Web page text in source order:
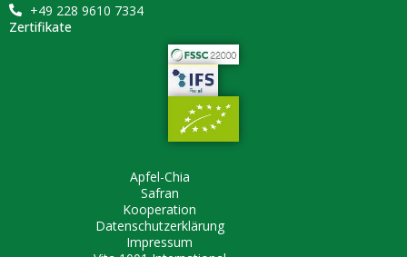
+49 228 9610 7334
Zertifikate
Apfel-Chia
Safran
Kooperation
Datenschutzerklärung
Impressum